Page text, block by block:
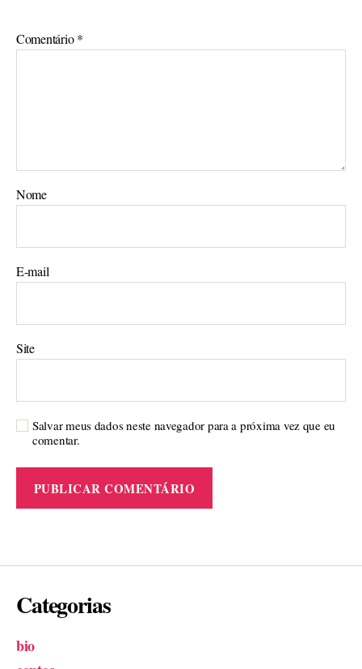
Comentário*
Nome
E-mail
Site
Salvar meus dados neste navegador para a próxima vez que eu
comentar.
Categorias
bio